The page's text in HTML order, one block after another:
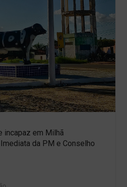
incapaz em Milhã
da PM e Conselho